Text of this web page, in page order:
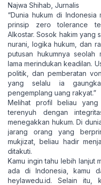
Najwa Shihab, Jurnalis
“Dunia hukum di
prinsip zero tolerance
Alkostar. Sosok hakim yang
nurani, logika hukum, dan
putusan hukumnya
lama merindukan keadilan.
politik, dan pemberatan
yang selalu ia
pengemplang uang rakyat.”
Melihat profil beliau
terenyuh dengan
menegakkan hukum. Di
jarang orang yang
mukjizat, beliau hadir
ditakuti.
Kamu ingin tahu lebih lanjut
ada di Indonesia, kamu
heylawedu.id. Selain itu,